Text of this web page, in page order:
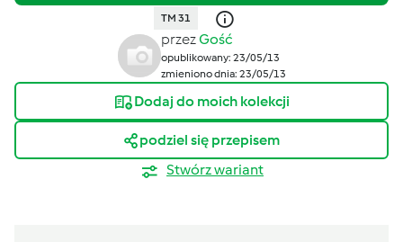
TM 31
przezGość
opublikowany: 23/05/13
zmieniono dnia: 23/05/13
Dodaj do moich kolekcji
podziel się przepisem
Stwórz wariant